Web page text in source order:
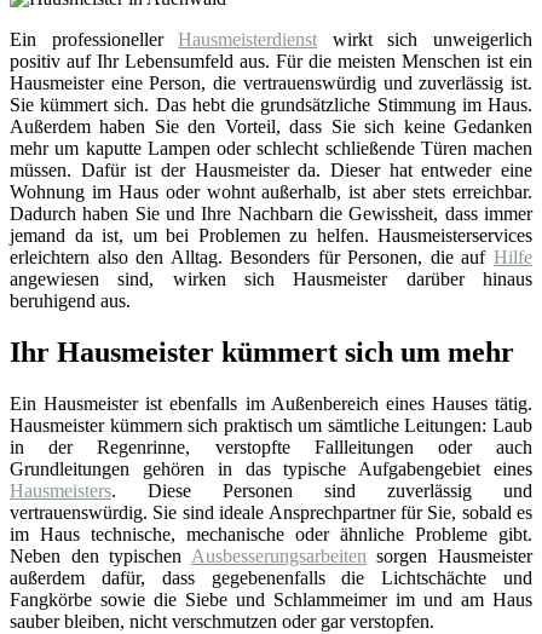
Ein professionellerHausmeisterdienst wirkt sich unweigerlich
positiv auf Ihr Lebensumfeld aus. Für die meisten Menschen ist ein
Hausmeister eine Person, die vertrauenswürdig und zuverlässig ist.
Sie kümmert sich. Das hebt die grundsätzliche Stimmung im Haus.
Außerdem haben Sie den Vorteil, dass Sie sich keine Gedanken
mehr um kaputte Lampen oder schlecht schließende Türen machen
müssen. Dafür ist der Hausmeister da. Dieser hat entweder eine
Wohnung im Haus oder wohnt außerhalb, ist aber stets erreichbar.
Dadurch haben Sie und Ihre Nachbarn die Gewissheit, dass immer
jemand da ist, um bei Problemen zu helfen. Hausmeisterservices
erleichtern also den Alltag. Besonders für Personen, die auf Hilfe
angewiesen sind, wirken sich Hausmeister darüber hinaus
beruhigend aus.
Ihr Hausmeister kümmert sich um mehr
Ein Hausmeister ist ebenfalls im Außenbereich eines Hauses tätig.
Hausmeister kümmern sich praktisch um sämtliche Leitungen: Laub
in der Regenrinne, verstopfte Fallleitungen oder auch
Grundleitungen gehören in das typische Aufgabengebiet eines
Hausmeisters. Diese Personen sind zuverlässig und
vertrauenswürdig. Sie sind ideale Ansprechpartner für Sie, sobald es
im Haus technische, mechanische oder ähnliche Probleme gibt.
Neben den typischen Ausbesserungsarbeiten sorgen Hausmeister
außerdem dafür, dass gegebenenfalls die Lichtschächte und
Fangkörbe sowie die Siebe und Schlammeimer im und am Haus
sauber bleiben, nicht verschmutzen oder gar verstopfen.